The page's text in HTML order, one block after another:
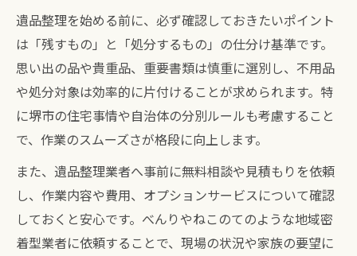
遺品整理を始める前に、必ず確認しておきたいポイント
は「残すもの」と「処分するもの」の仕分け基準です。
思い出の品や貴重品、重要書類は慎重に選別し、不用品
や処分対象は効率的に片付けることが求められます。特
に堺市の住宅事情や自治体の分別ルールも考慮すること
で、作業のスムーズさが格段に向上します。
また、遺品整理業者へ事前に無料相談や見積もりを依頼
し、作業内容や費用、オプションサービスについて確認
しておくと安心です。べんりやねこのてのような地域密
着型業者に依頼することで、現場の状況や家族の要望に